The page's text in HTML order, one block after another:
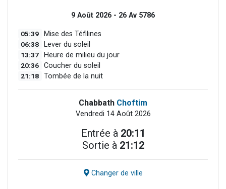
9 Août 2026 - 26 Av 5786
05:39 Mise des Téfilines
06:38 Lever du soleil
13:37 Heure de milieu du jour
20:36 Coucher du soleil
21:18 Tombée de la nuit
Chabbath Choftim
Vendredi 14 Août 2026
Entrée à 20:11
Sortie à 21:12
Changer de ville